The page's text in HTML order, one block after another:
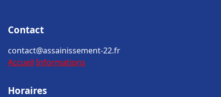
Contact
contact@assainissement-22.fr
Accueil Informations
Horaires